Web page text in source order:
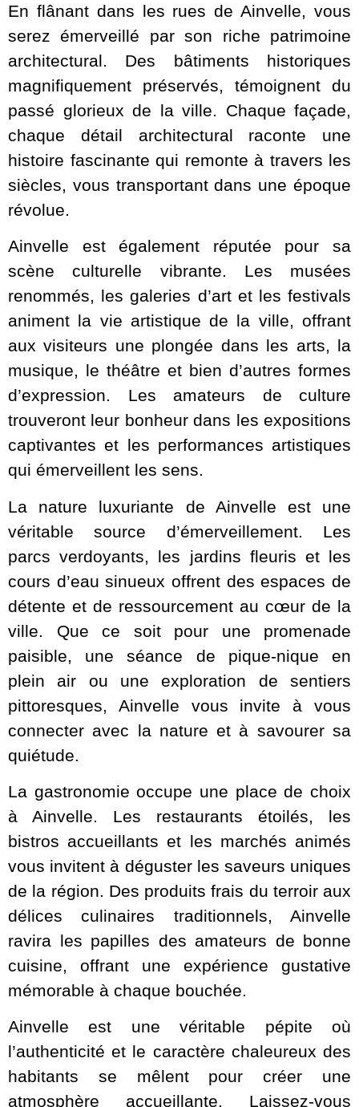
En flânant dans les rues de Ainvelle, vous
serez émerveillé par son riche patrimoine
architectural. Des bâtiments historiques
magnifiquement préservés, témoignent du
passé glorieux de la ville. Chaque façade,
chaque détail architectural raconte une
histoire fascinante qui remonte à travers les
siècles, vous transportant dans une époque
révolue.
Ainvelle est également réputée pour sa
scène culturelle vibrante. Les musées
renommés, les galeries d’art et les festivals
animent la vie artistique de la ville, offrant
aux visiteurs une plongée dans les arts, la
musique, le théâtre et bien d’autres formes
d’expression. Les amateurs de culture
trouveront leur bonheur dans les expositions
captivantes et les performances artistiques
qui émerveillent les sens.
La nature luxuriante de Ainvelle est une
véritable source d’émerveillement. Les
parcs verdoyants, les jardins fleuris et les
cours d’eau sinueux offrent des espaces de
détente et de ressourcement au cœur de la
ville. Que ce soit pour une promenade
paisible, une séance de pique-nique en
plein air ou une exploration de sentiers
pittoresques, Ainvelle vous invite à vous
connecter avec la nature et à savourer sa
quiétude.
La gastronomie occupe une place de choix
à Ainvelle. Les restaurants étoilés, les
bistros accueillants et les marchés animés
vous invitent à déguster les saveurs uniques
de la région. Des produits frais du terroir aux
délices culinaires traditionnels, Ainvelle
ravira les papilles des amateurs de bonne
cuisine, offrant une expérience gustative
mémorable à chaque bouchée.
Ainvelle est une véritable pépite où
l’authenticité et le caractère chaleureux des
habitants se mêlent pour créer une
atmosphère accueillante. Laissez-vous